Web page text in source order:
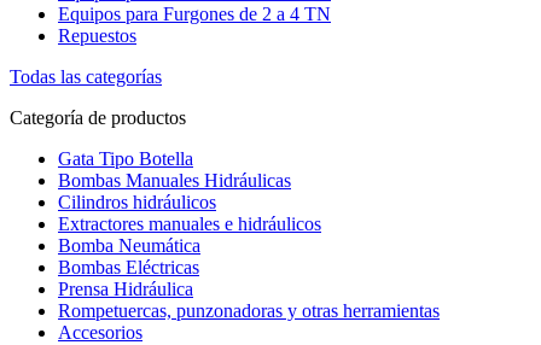
Equipos para Furgones de 2 a 4 TN
Repuestos
Todas las categorías
Categoría de productos
Gata Tipo Botella
Bombas Manuales Hidráulicas
Cilindros hidráulicos
Extractores manuales e hidráulicos
Bomba Neumática
Bombas Eléctricas
Prensa Hidráulica
Rompetuercas, punzonadoras y otras herramientas
Accesorios